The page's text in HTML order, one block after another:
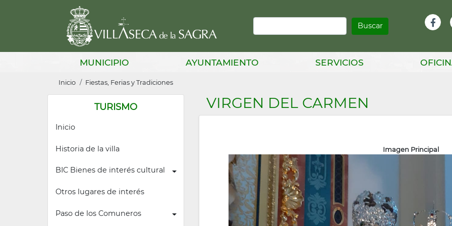
Buscar
MUNICIPIO AYUNTAMIENTO SERVICIOS
Sobrescribir
enlaces
ayuda
a
la
Inicio Fiestas, Ferias y Tradiciones
TURISMO
Inicio
Historia de la villa
BIC Bienes de interés cultural
Otros lugares de interés
Paso de los Comuneros
VIRGEN DEL CARMEN
Imagen Principal